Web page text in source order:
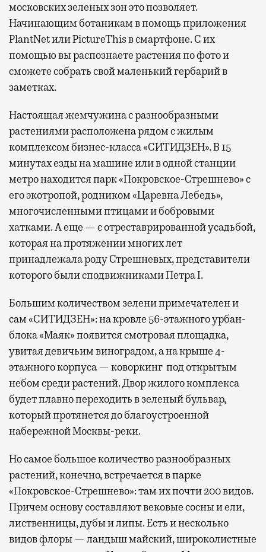
московских зеленых зон это позволяет.
Начинающим ботаникам в помощь приложения
PlantNet или PictureThis в смартфоне. С их
помощью вы распознаете растения по фото и
сможете собрать свой маленький гербарий в
заметках.
Настоящая жемчужина с разнообразными
растениями расположена рядом с жилым
комплексом бизнес-класса «СИТИДЗЕН». В 15
минутах езды на машине или в одной станции
метро находится парк «Покровское-Стрешнево» с
его экотропой, родником «Царевна Лебедь»,
многочисленными птицами и бобровыми
хатками. А еще — с отреставрированной усадьбой,
которая на протяжении многих лет
принадлежала роду Стрешневых, представители
которого были сподвижниками Петра I.
Большим количеством зелени примечателен и
сам «СИТИДЗЕН»: на кровле 56-этажного урбан-
блока «Маяк» появится смотровая площадка,
увитая девичьим виноградом, а на крыше 4-
этажного корпуса — коворкинг под открытым
небом среди растений. Двор жилого комплекса
будет плавно переходить в зеленый бульвар,
который протянется до благоустроенной
набережной Москвы-реки.
Но самое большое количество разнообразных
растений, конечно, встречается в парке
«Покровское-Стрешнево»: там ихпочти 200 видов.
Причем основу составляют вековые сосны и ели,
лиственницы, дубы и липы. Есть и несколько
видов флоры — ландыш майский, широколистные